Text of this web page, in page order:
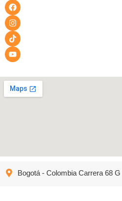
Bogotá - Colombia Carrera 68